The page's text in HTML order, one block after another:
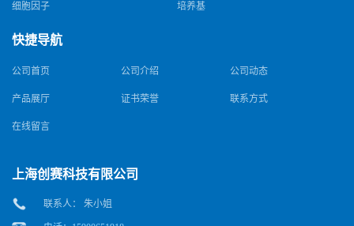
细胞因子 培养基
快捷导航
公司首页 公司介绍 公司动态
产品展厅 证书荣誉 联系方式
在线留言
上海创赛科技有限公司
联系人： 朱小姐